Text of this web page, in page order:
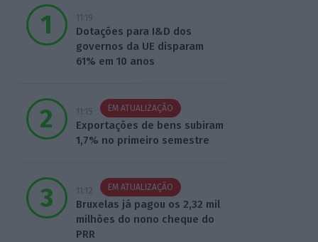
11:19
Dotações para I&D dos
governos da UE disparam
61% em 10 anos
11:15 EM ATUALIZAÇÃO
Exportações de bens subiram
1,7% no primeiro semestre
11:12 EM ATUALIZAÇÃO
Bruxelas já pagou os 2,32 mil
milhões do nono cheque do
PRR